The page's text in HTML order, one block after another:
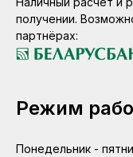
получении.
партнёрах:
Режим
Понедельник -